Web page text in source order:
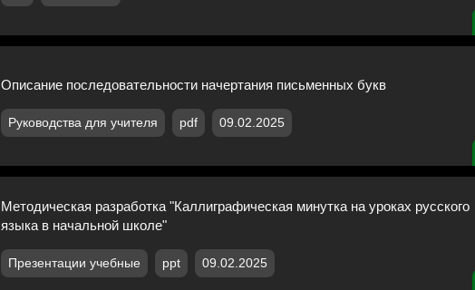
Описание последовательности начертания письменных букв
Руководства для учителя pdf 09.02.2025
Методическая разработка "Каллиграфическая минутка на уроках русского
языка в начальной школе"
Презентации учебные ppt 09.02.2025